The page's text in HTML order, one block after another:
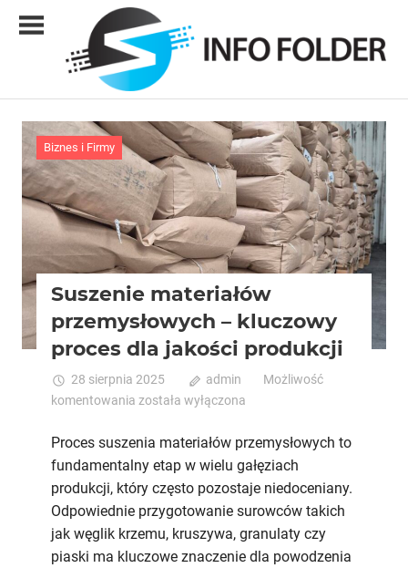
folder
Biznes i Firmy
Suszenie materiałów
przemysłowych – kluczowy
proces dla jakości produkcji
28 sierpnia 2025 admin
Możliwość
komentowania Suszenie
przemysłowych
–
proces
dla
jakości
produkcji
została wyłączona
Proces suszenia materiałów przemysłowych to
fundamentalny etap w wielu gałęziach
produkcji, który często pozostaje niedoceniany.
Odpowiednie przygotowanie surowców takich
jak węglik krzemu, kruszywa, granulaty czy
piaski ma kluczowe znaczenie dla powodzenia